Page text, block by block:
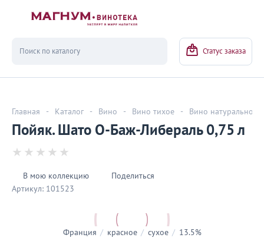
Статус заказа
Главная - Каталог - Вино - Вино тихое - Вино натуральное
Пойяк. Шато О-Баж-Либераль 0,75 л
В мою коллекцию
Поделиться
Артикул: 101523
Франция / красное / сухое / 13.5%